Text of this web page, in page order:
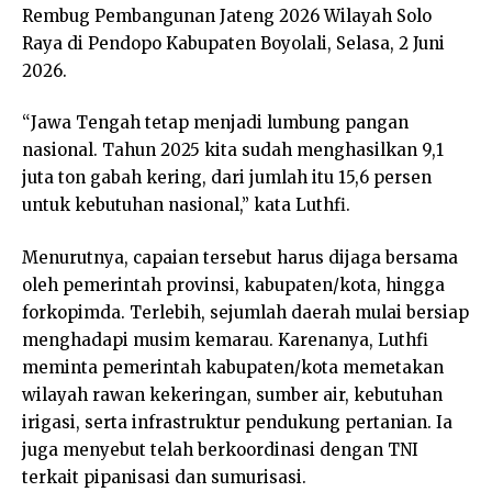
Rembug Pembangunan Jateng 2026 Wilayah Solo
Raya di Pendopo Kabupaten Boyolali, Selasa, 2 Juni
2026.
“Jawa Tengah tetap menjadi lumbung pangan
nasional. Tahun 2025 kita sudah menghasilkan 9,1
juta ton gabah kering, dari jumlah itu 15,6 persen
untuk kebutuhan nasional,” kata Luthfi.
Menurutnya, capaian tersebut harus dijaga bersama
oleh pemerintah provinsi, kabupaten/kota, hingga
forkopimda. Terlebih, sejumlah daerah mulai bersiap
menghadapi musim kemarau. Karenanya, Luthfi
meminta pemerintah kabupaten/kota memetakan
wilayah rawan kekeringan, sumber air, kebutuhan
irigasi, serta infrastruktur pendukung pertanian. Ia
juga menyebut telah berkoordinasi dengan TNI
terkait pipanisasi dan sumurisasi.